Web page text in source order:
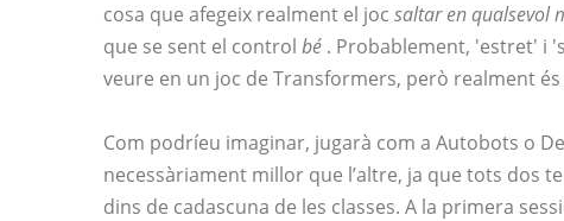
cosa que afegeix realment el joc saltar en qualsevol
que se sent el control bé . Probablement, 'estret' i
veure en un joc de Transformers, però realment
Com podríeu imaginar, jugarà com a Autobots o
necessàriament millor que l’altre, ja que tots dos
dins de cadascuna de les classes. A la primera